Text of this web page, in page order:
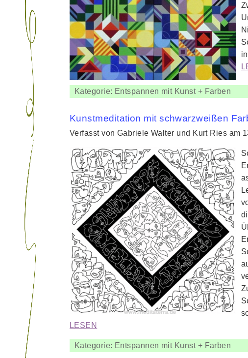
Kategorie: Entspannen mit Kunst + Farben
Kunstmeditation mit schwarzweißen
Verfasst von Gabriele Walter und Kurt Ries am
LESEN
Kategorie: Entspannen mit Kunst + Farben